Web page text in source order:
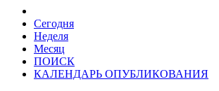
Сегодня
Неделя
Месяц
ПОИСК
КАЛЕНДАРЬ ОПУБЛИКОВАНИЯ